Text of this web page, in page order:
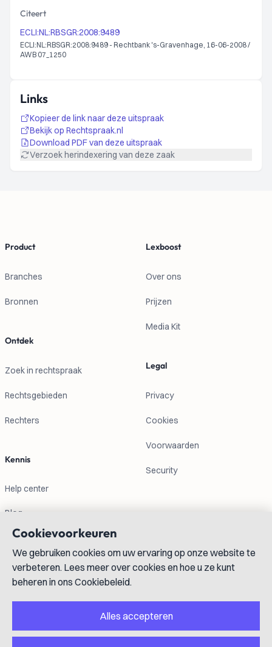
Citeert
ECLI:NL:RBSGR:2008:9489
ECLI:NL:RBSGR:2008:9489 - Rechtbank 's-Gravenhage, 16-06-2008 /
AWB 07_1250
Links
Kopieer de link naar deze uitspraak
Bekijk op Rechtspraak.nl
Download PDF van deze uitspraak
Verzoek herindexering van deze zaak
Product
Branches
Bronnen
Ontdek
Zoek in rechtspraak
Rechtsgebieden
Rechters
Kennis
Help center
Blog
Lexboost
Over ons
Prijzen
Media Kit
Legal
Privacy
Cookies
Voorwaarden
Security
Contactgegevens
info@lexboost.com
Cookievoorkeuren
We gebruiken cookies om uw ervaring op onze website te
verbeteren. Lees meer over cookies en hoe u ze kunt
beheren in ons Cookiebeleid.
Alles accepteren